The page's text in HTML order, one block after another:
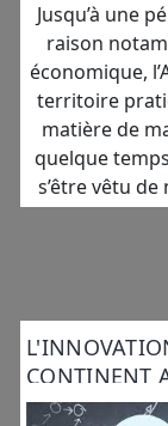
Jusqu’à une
raison
économique,
territoire
matière de
quelque
s’être vêtu
CONTINENT